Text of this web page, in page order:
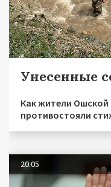
Унесенные
Как жители
противостояли
20.05